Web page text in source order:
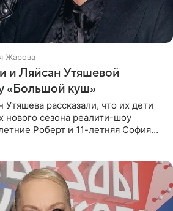
Жарова
и Ляйсан Утяшевой
«Большой куш»
рассказали, что их дети
нового сезона реалити-шоу
Роберт и 11-летняя София